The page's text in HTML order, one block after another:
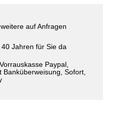
auf Anfragen
Jahren für Sie da
Paypal,
Banküberweisung, Sofort,